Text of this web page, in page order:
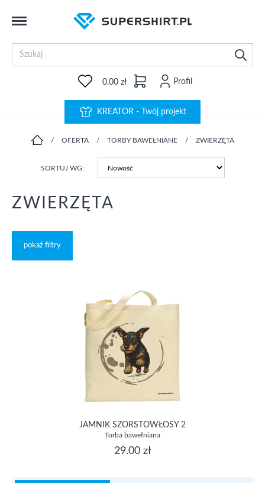
0.00 zł Profil
KREATOR - Twój projekt
/ OFERTA / TORBY BAWEŁNIANE / ZWIERZĘTA
SORTUJ WG:
ZWIERZĘTA
pokaż filtry
JAMNIK SZORSTOWŁOSY 2
Torba bawełniana
29.00 zł